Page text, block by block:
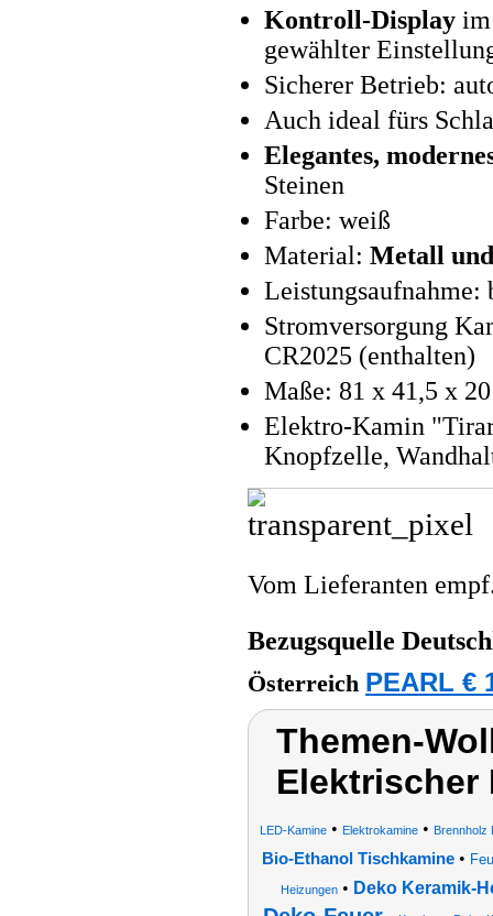
Kontroll-Display
gewählter
Sicherer Betrieb:
Auch ideal fürs
Elegantes,
Steinen
Farbe: weiß
Material: Metall
Leistungsaufnahme:
Stromversorgung
CR2025 (enthalten)
Maße: 81 x 41,5 x
Elektro-Kamin
Knopfzelle,
Vom Lieferanten
Bezugsquelle
Österreich PEARL €
Themen-
Elektrischer
LED-Kamine • Elektrokamine • Brennholz
Bio-Ethanol Tischkamine •
Heizungen• Deko Keramik-